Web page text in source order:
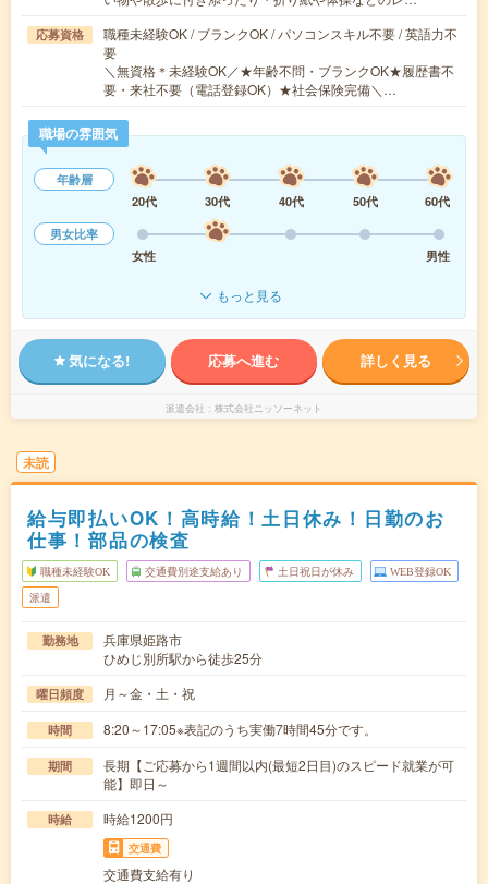
応募資格
職種未経験OK / ブランクOK / パソコンスキル不要 / 英語力不
要
＼無資格＊未経験OK／★年齢不問・ブランクOK★履歴書不
要・来社不要（電話登録OK）★社会保険完備＼…
職場の雰囲気
年齢層
20代
30代 40代 50代
60代
男女比率
女性
男性
もっと見る
気になる! 応募へ進む 詳しく見る
派遣会社 株式会社ニッソーネット
未読
給与即払いOK！高時給！土日休み！日勤のお
仕事！部品の検査
職種未経験OK 交通費別途支給あり 土日祝日が休み WEB登録OK
派遣
勤務地
兵庫県姫路市
ひめじ別所駅から徒歩25分
曜日頻度 月～金・土・祝
時間 8:20～17:05※表記のうち実働7時間45分です。
期間
長期【ご応募から1週間以内(最短2日目)のスピード就業が可
能】即日～
時給 時給1200円
交通費
交通費支給有り